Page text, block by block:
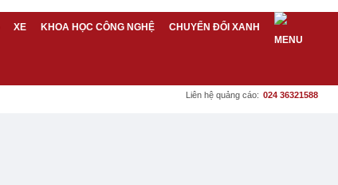
XE KHOA HỌC CÔNG NGHỆ CHUYỂN ĐỔI XANH
Liên hệ quảng cáo: 024 36321588